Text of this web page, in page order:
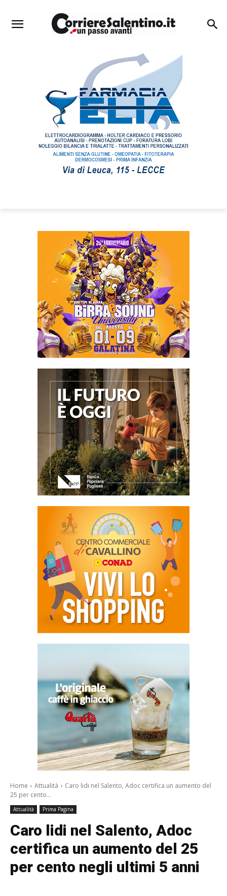
Home Attualità
Caro lidi nel Salento, Adoc certifica un aumento del
25 per cento...
Attualità Prima Pagina
Caro lidi nel Salento, Adoc
certifica un aumento del 25
per cento negli ultimi 5 anni